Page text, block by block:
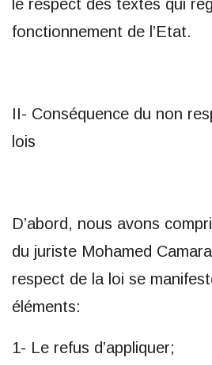
le respect des textes qui
fonctionnement de l’Etat.
II- Conséquence du non
lois
D’abord, nous avons
du juriste Mohamed
respect de la loi se
éléments:
1- Le refus d’appliquer;